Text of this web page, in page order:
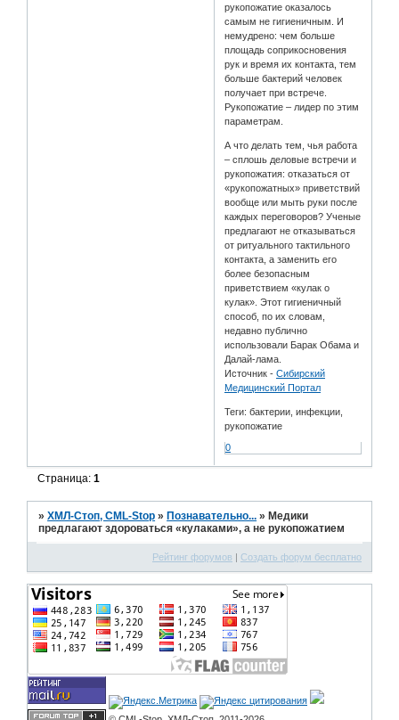
рукопожатие оказалось
самым не гигиеничным. И
немудрено: чем больше
площадь соприкосновения
рук и время их контакта, тем
больше бактерий человек
получает при встрече.
Рукопожатие – лидер по этим
параметрам.
А что делать тем, чья работа
– сплошь деловые встречи и
рукопожатия: отказаться от
«рукопожатных» приветствий
вообще или мыть руки после
каждых переговоров? Ученые
предлагают не отказываться
от ритуального тактильного
контакта, а заменить его
более безопасным
приветствием «кулак о
кулак». Этот гигиеничный
способ, по их словам,
недавно публично
использовали Барак Обама и
Далай-лама.
Источник -Сибирский
Медицинский Портал
Теги: бактерии, инфекции,
рукопожатие
0
Страница:1
»ХМЛ-Стоп, CML-Stop » Познавательно... » Медики
предлагают здороваться «кулаками», а не рукопожатием
Рейтинг форумов | Создать форум бесплатно